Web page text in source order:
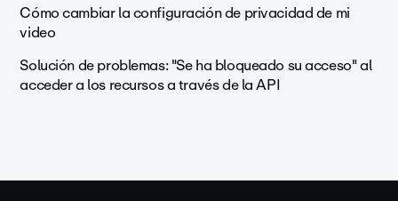
Cómo cambiar la configuración de privacidad de mi
video
Solución de problemas: "Se ha bloqueado su acceso" al
acceder a los recursos a través de la API